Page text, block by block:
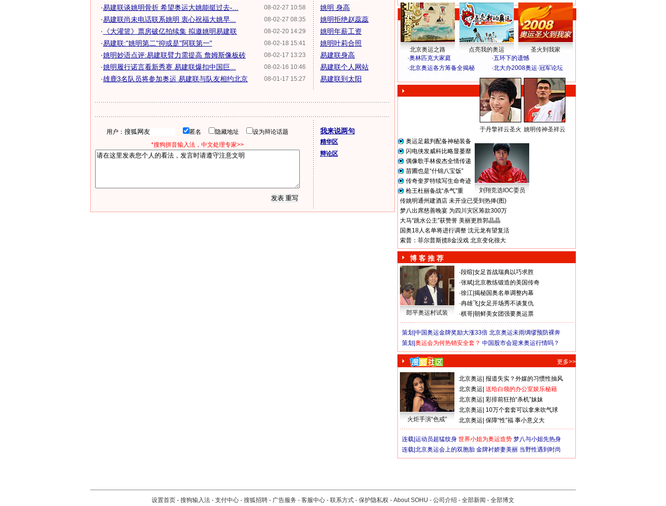
08-02-27 10:58
·易建联谈姚明骨折 希望奥运大姚能挺过去-...
08-02-27 08:35
·易建联尚未电话联系姚明 衷心祝福大姚早...
08-02-20 14:29
· 《大灌篮》票房破亿拍续集 拟邀姚明易建联
08-02-18 15:41
·易建联:"姚明第二"抑或是"阿联第一"
08-02-17 13:23
·姚明妙语点评:易建联臂力需提高 詹姆斯像板砖
08-02-16 10:46
·姚明履行诺言看新秀赛 易建联爆扣中国巨...
08-01-17 15:27
·雄鹿3名队员将参加奥运 易建联与队友相约北京
姚明 身高
姚明拒绝赵蕊蕊
姚明年薪工资
姚明叶莉合照
易建联身高
易建联个人网站
易建联到太阳
用户： 匿名 隐藏地址
设为辩论话题
*搜狗拼音输入法，中文处理专家>>
我来说两句
精华区
辩论区
北京奥运之路 点亮我的奥运
圣火到我家
·奥林匹克大家庭 ·五环下的遗憾
·北京奥运各方筹备全揭秘 ·北大办2008奥运·冠军论坛
于丹擎祥云圣火 姚明传神圣祥云
奥运足裁判配备神秘装备
闪电侠发威科比略显萎靡
偶像歌手林俊杰全情传递
苗圃也是“什锦八宝饭”
传奇奎罗特续写生命奇迹
枪王杜丽备战“杀气”重
刘翔竞选IOC委员
传姚明通州建酒店 未开业已受到热捧(图)
梦八出席慈善晚宴 为四川灾区筹款300万
大马“跳水公主”获赞誉 美丽更胜郭晶晶
国奥18人名单将进行调整 沈元龙有望复活
索普：菲尔普斯揽8金没戏 北京变化很大
博 客 推 荐
郎平奥运村试装
·段暄 女足首战瑞典以巧求胜
·张斌 北京教练锻造的美国传奇
·徐江 揭秘国奥名单调整内幕
·冉雄飞 女足开场秀不谈复仇
·棋哥 朝鲜美女团强要奥运票
策划| 中国奥运金牌奖励大涨33倍 北京奥运未雨绸缪预防裸奔
策划| 奥运会为何热销安全套？ 中国股市会迎来奥运行情吗？
更多>>
火炬手演“色戒”
北京奥运 报道失实？外媒的习惯性抽风
北京奥运 送给白领的办公室娱乐秘籍
北京奥运 彩排前狂拍“杀机”妹妹
北京奥运 10万个套套可以拿来吹气球
北京奥运 保障“性”福 事小意义大
连载| 运动员超猛纹身 世界小姐为奥运造势 梦八与小姐先热身
连载| 北京奥运会上的双胞胎 金牌衬娇妻美丽 当野性遇到时尚
设置首页 - 搜狗输入法 - 支付中心 - 搜狐招聘 - 广告服务 - 客服中心 - 联系方式 - 保护隐私权 - About SOHU - 公司介绍 - 全部新闻 - 全部博文